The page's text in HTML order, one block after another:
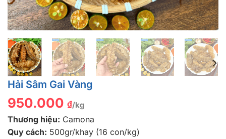
Hải Sâm Gai Vàng
950.000 ₫/kg
Thương hiệu: Camona
Quy cách: 500gr/khay (16 con/kg)